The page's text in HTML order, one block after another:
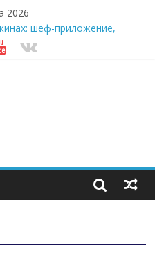
2026
почему кокосовая вода с
главным трендом
заставляет миллионы людей
креме этим летом